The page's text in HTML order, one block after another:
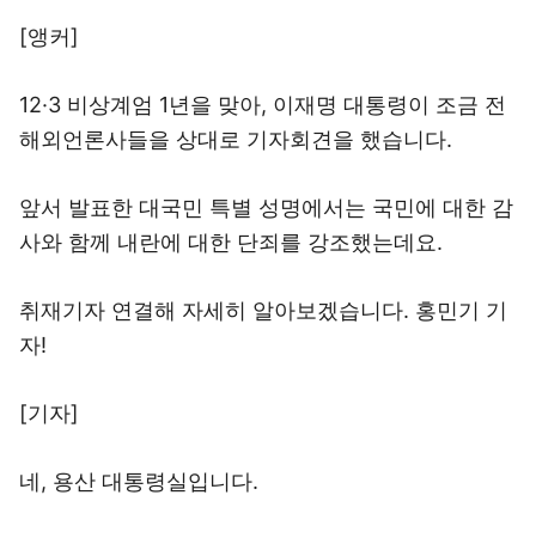
[앵커]
12·3 비상계엄 1년을 맞아, 이재명 대통령이 조금 전
해외언론사들을 상대로 기자회견을 했습니다.
앞서 발표한 대국민 특별 성명에서는 국민에 대한 감
사와 함께 내란에 대한 단죄를 강조했는데요.
취재기자 연결해 자세히 알아보겠습니다. 홍민기 기
자!
[기자]
네, 용산 대통령실입니다.